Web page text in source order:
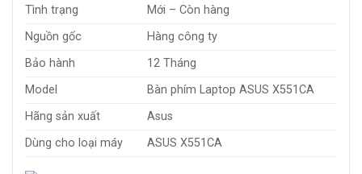
Tình trạng
Mới – Còn hàng
Nguồn gốc
Hàng công ty
Bảo hành
12 Tháng
Model
Bàn phím Laptop ASUS X551CA
Hãng sản xuất
Asus
Dùng cho loại máy
ASUS X551CA